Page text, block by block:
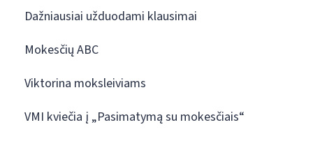
Dažniausiai užduodami klausimai
Mokesčių ABC
Viktorina moksleiviams
VMI kviečia į „Pasimatymą su mokesčiais“